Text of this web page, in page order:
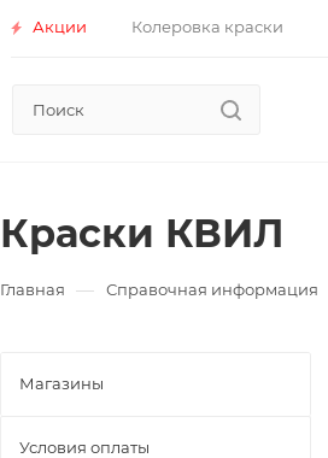
Акции Колеровка краски
Краски КВИЛ
Главная — Справочная информация
Магазины
Условия оплаты